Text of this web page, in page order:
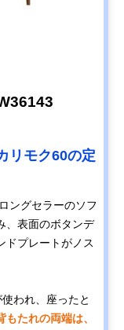
リモク60の定
ングセラーのソフ
、表面のボタンデ
ドプレートがノス
われ、座ったと
もたれの両端は、